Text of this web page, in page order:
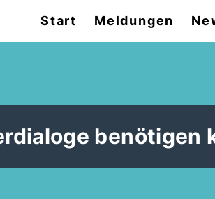
Start Meldungen
benötigen